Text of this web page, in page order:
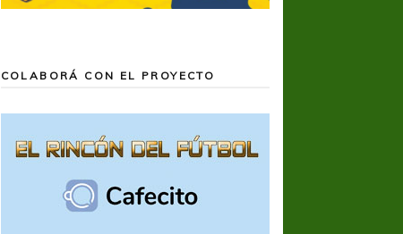
COLABORÁ CON EL PROYECTO